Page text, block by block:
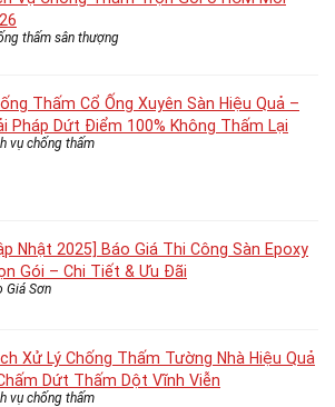
thấm sân thượng
Thấm Cổ Ống Xuyên Sàn Hiệu Quả –
Pháp Dứt Điểm 100% Không Thấm Lại
vụ chống thấm
Nhật 2025] Báo Giá Thi Công Sàn Epoxy
Gói – Chi Tiết & Ưu Đãi
Giá Sơn
Xử Lý Chống Thấm Tường Nhà Hiệu Quả
Dứt Thấm Dột Vĩnh Viễn
vụ chống thấm